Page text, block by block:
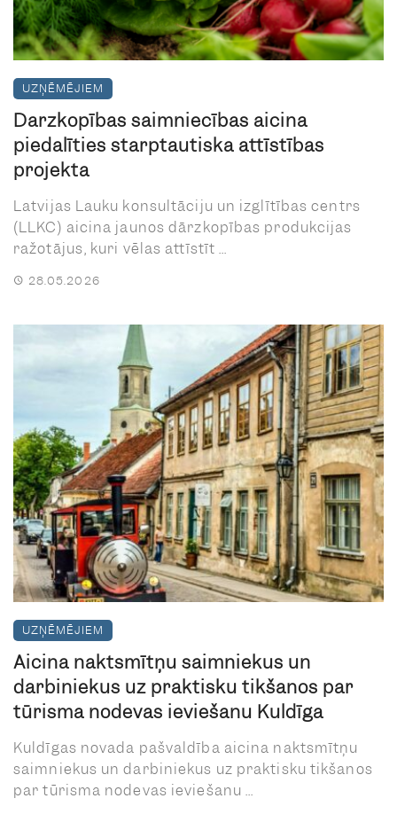
UZŅĒMĒJIEM
Dārzkopības saimniecības aicina
piedalīties starptautiskā attīstības
projektā
Latvijas Lauku konsultāciju un izglītības centrs
(LLKC) aicina jaunos dārzkopības produkcijas
ražotājus, kuri vēlas attīstīt ...
28.05.2026
UZŅĒMĒJIEM
Aicina naktsmītņu saimniekus un
darbiniekus uz praktisku tikšanos par
tūrisma nodevas ieviešanu Kuldīgā
Kuldīgas novada pašvaldība aicina naktsmītņu
saimniekus un darbiniekus uz praktisku tikšanos
par tūrisma nodevas ieviešanu ...